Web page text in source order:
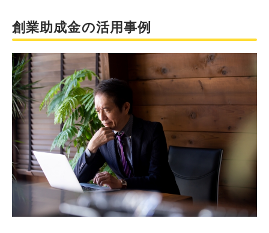
創業助成金の活用事例